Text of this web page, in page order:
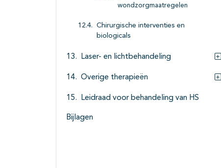
wondzorgmaatregelen
Chirurgische interventies en
biologicals
Laser- en lichtbehandeling
Overige therapieën
Leidraad voor behandeling van HS
Bijlagen